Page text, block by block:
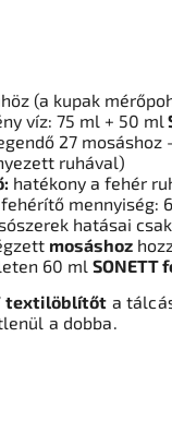
(a kupak
víz: 75 ml + 50 ml
27 mosáshoz
ruhával)
hatékony a fehér
fehérítő mennyiség:
hatásai
mosáshoz
60 ml SONETT
textilöblítőt a
a dobba.